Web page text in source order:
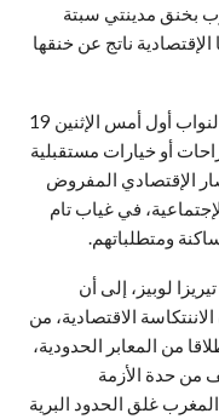
بخنق مدينتي سبتة
ناتج عن خنقها
وأوضح أعضاء الحزب في كلمتهم بمجلس النواب أول أمس الإثنين 19
أو خيارات مستقبلية
الإقتصادي المفروض
في غياب تام
ومتطلباتهم.
لوبيز، إلى أن
الاقتصادية، من
من المعابر الحدودية،
من حدة الأزمة
غلق الحدود البرية